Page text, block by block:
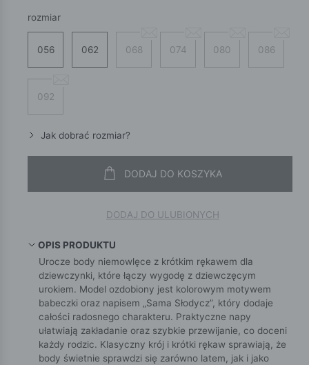
rozmiar
056 062 068 074 080 086
092
Jak dobrać rozmiar?
DODAJ DO KOSZYKA
DODAJ DO ULUBIONYCH
OPIS PRODUKTU
Urocze body niemowlęce z krótkim rękawem dla
dziewczynki, które łączy wygodę z dziewczęcym
urokiem. Model ozdobiony jest kolorowym motywem
babeczki oraz napisem „Sama Słodycz”, który dodaje
całości radosnego charakteru. Praktyczne napy
ułatwiają zakładanie oraz szybkie przewijanie, co doceni
każdy rodzic. Klasyczny krój i krótki rękaw sprawiają, że
body świetnie sprawdzi się zarówno latem, jak i jako